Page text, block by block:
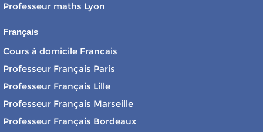
Professeur maths Lyon
Français
Cours à domicile Francais
Professeur Français Paris
Professeur Français Lille
Professeur Français Marseille
Professeur Français Bordeaux